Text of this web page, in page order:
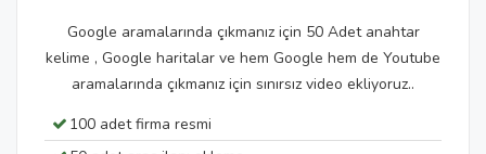
Google aramalarında çıkmanız için 50 Adet anahtar
kelime , Google haritalar ve hem Google hem de Youtube
aramalarında çıkmanız için sınırsız video ekliyoruz..
100 adet firma resmi